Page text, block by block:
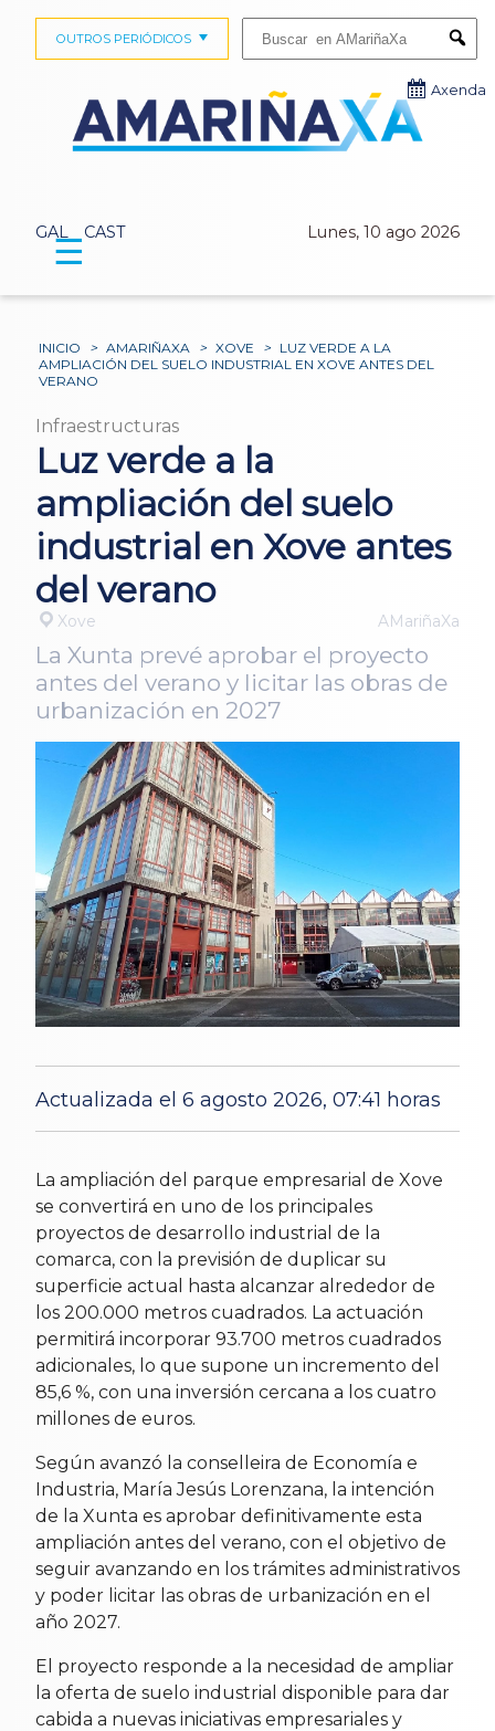
GAL CAST Lunes, 10 ago 2026
OUTROS PERIÓDICOS
Axenda
☰
INICIO > AMARIÑAXA > XOVE > LUZ VERDE A LA
AMPLIACIÓN DEL SUELO INDUSTRIAL EN XOVE ANTES DEL
VERANO
Infraestructuras
Luz verde a la
ampliación del suelo
industrial en Xove antes
del verano
Xove AMariñaXa
La Xunta prevé aprobar el proyecto
antes del verano y licitar las obras de
urbanización en 2027
Actualizada el 6 agosto 2026, 07:41 horas
30 Apr 2026
La ampliación del parque empresarial de Xove
se convertirá en uno de los principales
proyectos de desarrollo industrial de la
comarca, con la previsión de duplicar su
superficie actual hasta alcanzar alrededor de
los 200.000 metros cuadrados. La actuación
permitirá incorporar 93.700 metros cuadrados
adicionales, lo que supone un incremento del
85,6 %, con una inversión cercana a los cuatro
millones de euros.
Según avanzó la conselleira de Economía e
Industria, María Jesús Lorenzana, la intención
de la Xunta es aprobar definitivamente esta
ampliación antes del verano, con el objetivo de
seguir avanzando en los trámites administrativos
y poder licitar las obras de urbanización en el
año 2027.
El proyecto responde a la necesidad de ampliar
la oferta de suelo industrial disponible para dar
cabida a nuevas iniciativas empresariales y